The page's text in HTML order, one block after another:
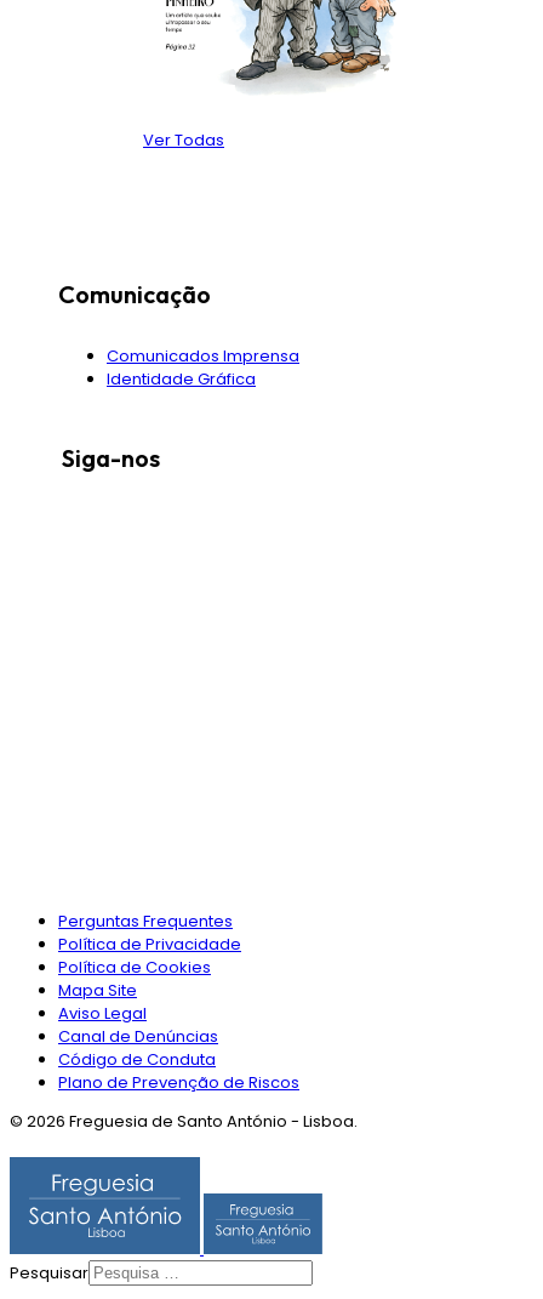
Ver Todas
Comunicação
Comunicados Imprensa
Identidade Gráfica
Siga-nos
Perguntas Frequentes
Política de Privacidade
Política de Cookies
Mapa Site
Aviso Legal
Canal de Denúncias
Código de Conduta
Plano de Prevenção de Riscos
© 2026 Freguesia de Santo António - Lisboa.
Pesquisar